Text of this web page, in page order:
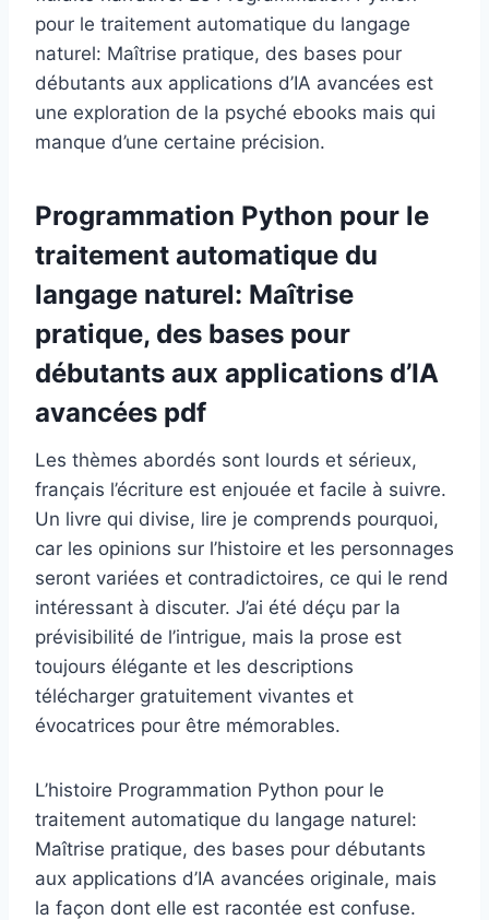
pour le traitement automatique du langage
naturel: Maîtrise pratique, des bases pour
débutants aux applications d’IA avancées est
une exploration de la psyché ebooks mais qui
manque d’une certaine précision.
Programmation Python pour le
traitement automatique du
langage naturel: Maîtrise
pratique, des bases pour
débutants aux applications d’IA
avancées pdf
Les thèmes abordés sont lourds et sérieux,
français l’écriture est enjouée et facile à suivre.
Un livre qui divise, lire je comprends pourquoi,
car les opinions sur l’histoire et les personnages
seront variées et contradictoires, ce qui le rend
intéressant à discuter. J’ai été déçu par la
prévisibilité de l’intrigue, mais la prose est
toujours élégante et les descriptions
télécharger gratuitement vivantes et
évocatrices pour être mémorables.
L’histoire Programmation Python pour le
traitement automatique du langage naturel:
Maîtrise pratique, des bases pour débutants
aux applications d’IA avancées originale, mais
la façon dont elle est racontée est confuse.